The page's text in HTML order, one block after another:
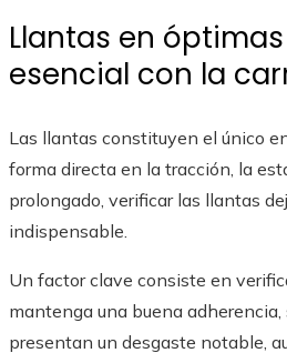
Llantas en
esencial con la
Las llantas constituyen el único
forma directa en la tracción, la
prolongado, verificar las llantas
indispensable.
Un factor clave consiste en
mantenga una buena
presentan un desgaste notable,